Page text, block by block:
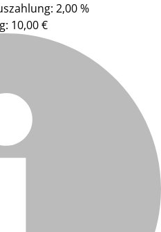
2,00 %
10,00 €